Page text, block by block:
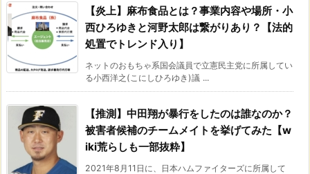
【炎上】麻布食品とは？事業内容や場所・小
西ひろゆきと河野太郎は繋がりあり？【法的
処置でトレンド入り】
ネットのおもちゃ系国会議員で立憲民主党に所属してい
る小西洋之(こにしひろゆき)議 ...
【推測】中田翔が暴行をしたのは誰なのか？
被害者候補のチームメイトを挙げてみた【w
iki荒らしも一部抜粋】
2021年8月11日に、日本ハムファイターズに所属して